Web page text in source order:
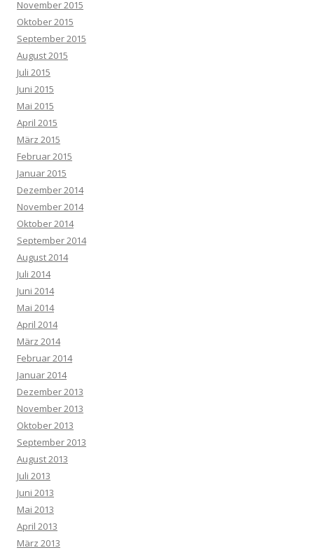
November 2015
Oktober 2015
September 2015
August 2015
Juli 2015
Juni 2015
Mai 2015
April 2015
März 2015
Februar 2015
Januar 2015
Dezember 2014
November 2014
Oktober 2014
September 2014
August 2014
Juli 2014
Juni 2014
Mai 2014
April 2014
März 2014
Februar 2014
Januar 2014
Dezember 2013
November 2013
Oktober 2013
September 2013
August 2013
Juli 2013
Juni 2013
Mai 2013
April 2013
März 2013